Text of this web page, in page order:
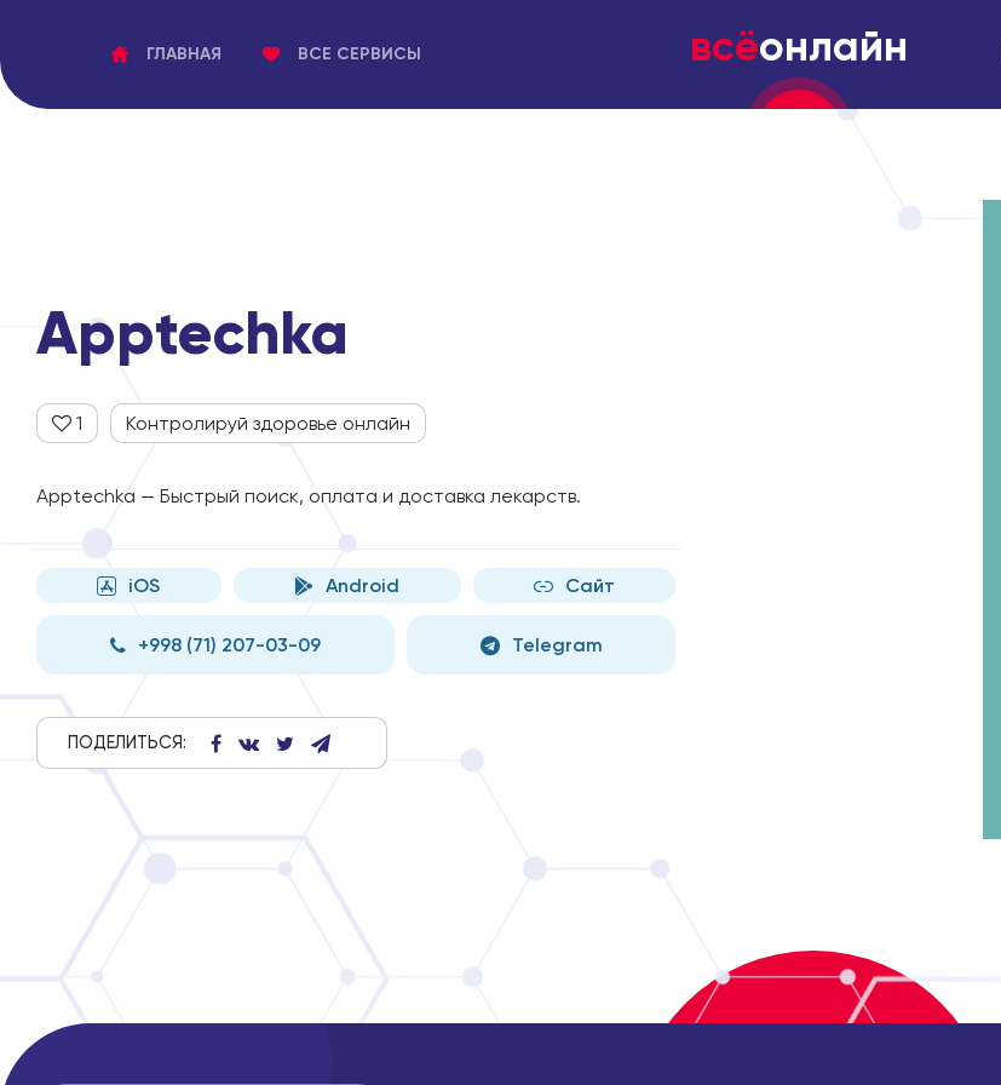
ГЛАВНАЯ ВСЕ СЕРВИСЫ всёонлайн
Apptechka
1 Контролируй здоровье онлайн
Apptechka — Быстрый поиск, оплата и доставка лекарств.
iOS Android Сайт
+998 (71) 207-03-09 Telegram
ПОДЕЛИТЬСЯ: